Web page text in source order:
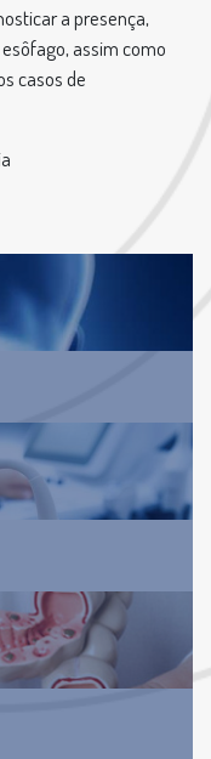
a presença,
assim como
casos de